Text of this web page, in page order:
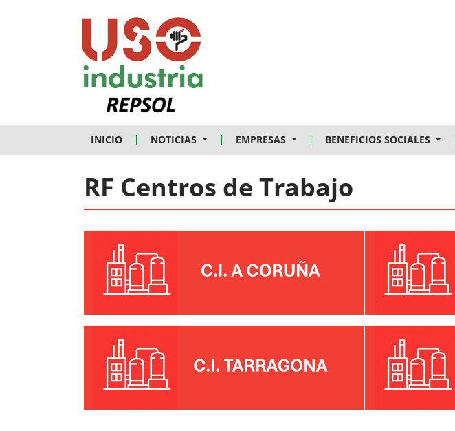
INICIO NOTICIAS EMPRESAS BENEFICIOS SOCIALES
RF Centros de Trabajo